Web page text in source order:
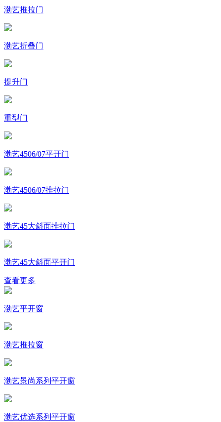
渤艺推拉门
渤艺折叠门
提升门
重型门
渤艺4506/07平开门
渤艺4506/07推拉门
渤艺45大斜面推拉门
渤艺45大斜面平开门
查看更多
渤艺平开窗
渤艺推拉窗
渤艺景尚系列平开窗
渤艺优选系列平开窗